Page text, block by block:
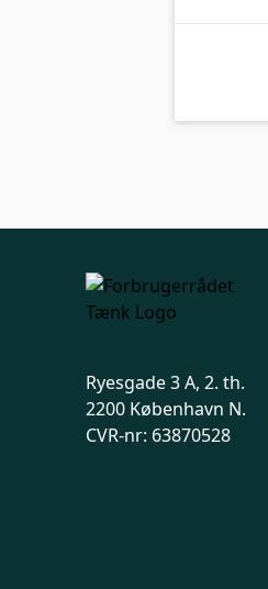
Ryesgade 3 A, 2. th.
2200 København N.
CVR-nr: 63870528